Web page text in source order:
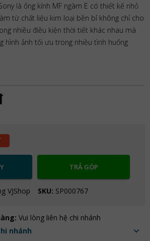
là ống kính MF ngàm E có thiết kế nhỏ
từ chất liệu kim loại bền bỉ không chỉ cho
nhiều điều kiện thời tiết khác nhau mà
hình ảnh tối ưu trong nhiều tình huống
TRẢ GÓP
VJShop SKU: SP000767
Vui lòng liên hệ chi nhánh
nhánh